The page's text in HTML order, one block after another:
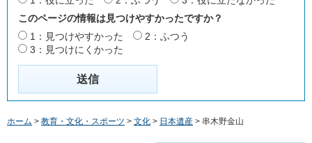
このページの情報は見つけやすかったですか？
1：見つけやすかった
2：ふつう
3：見つけにくかった
ホーム > 教育・文化・スポーツ > 文化 > 日本遺産 > 串木野金山